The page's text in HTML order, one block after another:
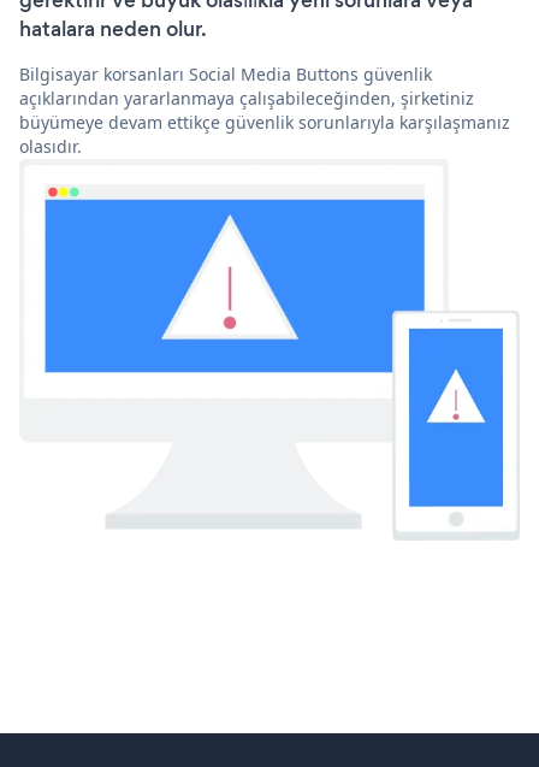
hatalara neden olur.
Bilgisayar korsanları Social Media Buttons güvenlik
açıklarından yararlanmaya çalışabileceğinden, şirketiniz
büyümeye devam ettikçe güvenlik sorunlarıyla karşılaşmanız
olasıdır.